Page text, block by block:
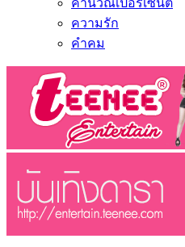
คำนวณเปอร์เซ็นต์
ความรัก
คำคม